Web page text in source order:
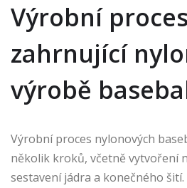
Výrobní
zahrnující
výrobě
Výrobní proces nylonových
několik kroků, včetně vytvoření
sestavení jádra a konečného